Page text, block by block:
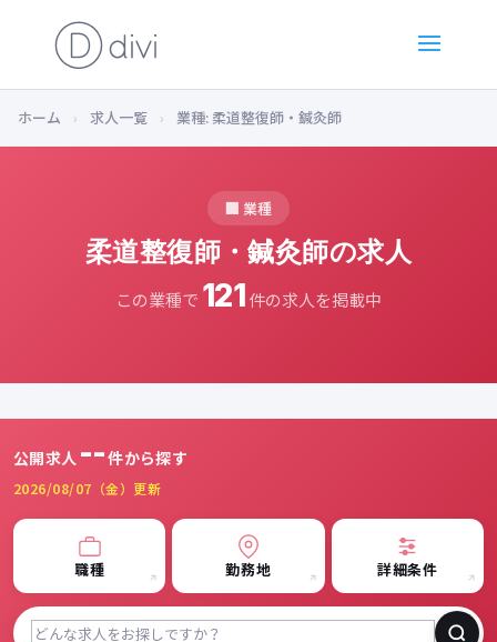
ホーム › 求人一覧 › 業種: 柔道整復師・鍼灸師
🏢 業種
柔道整復師・鍼灸師の求人
この業種で 121件の求人を掲載中
公開求人 --件から探す
2026/08/07（金）更新
職種 勤務地 詳細条件